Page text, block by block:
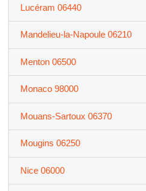
Lucéram 06440
Mandelieu-la-Napoule 06210
Menton 06500
Monaco 98000
Mouans-Sartoux 06370
Mougins 06250
Nice 06000